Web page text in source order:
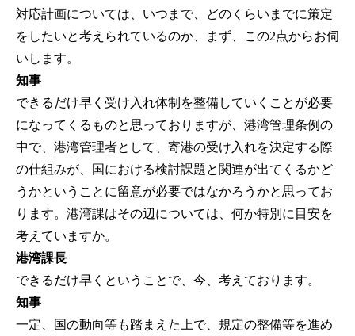
対応計画については、いつまで、どのくらいまでに策定
をしたいと考えられているのか、まず、この2点からお伺
いします。
知事
できるだけ早く受け入れ体制を整備していくことが必要
になってくるものと思っておりますが、港湾管理条例の
中で、港湾管理者として、寄港の受け入れを決定する際
の仕組みが、国における検討課題と関連が出てくるかど
うかということに留意が必要ではなかろうかと思ってお
ります。港湾課はその辺については、何か特別に目安を
考えていますか。
港湾課長
できるだけ早くということで、今、考えております。
知事
一定、国の動向等も踏まえた上で、規定の整備等を進め